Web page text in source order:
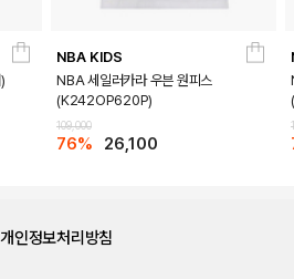
NBA KIDS
NBA 세일러카라 우븐 원피스
(K242OP620P)
109,000
76% 26,100
개인정보처리방침